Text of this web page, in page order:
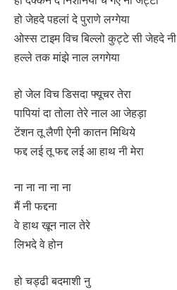
हो जेहदे पहलां दे पुराणे लग्गेया
ओस्स टाइम विच बिल्लो कुट्टे सी जेहदे नी
हल्ले तक मांझे नाल लगगेया
हो जेल विच डिसदा फ्यूचर तेरा
पापियां दा तोला तेरे नाल आ जेहड़ा
टेंशन तू लैणी ऐनी कातन मिथिये
फद्द लई तू फद्द लई आ हाथ नी मेरा
ना ना ना ना ना
मैं नी फद्दना
वे हाथ खून नाल तेरे
लिभदे वे होन
हो चड्ढी बदमाशी नु